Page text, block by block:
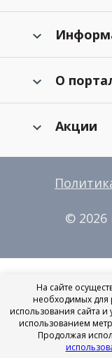
О
Акции
©
На сайте
необходимых для
использования сайта
использованием
Продолжая